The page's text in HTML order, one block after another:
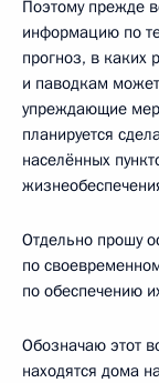
Поэтому прежде
информацию по
прогноз, в каких
и паводкам
упреждающие
планируется
населённых
Отдельно прошу
по
по обеспечению
Обозначаю этот
находятся дома